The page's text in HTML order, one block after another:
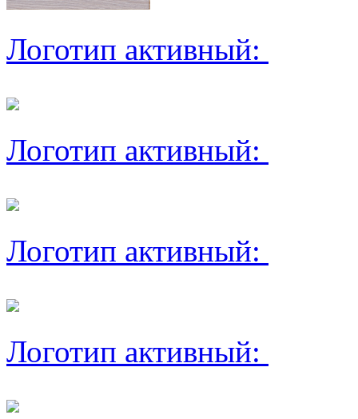
Логотип активный:
Логотип активный:
Логотип активный:
Логотип активный: